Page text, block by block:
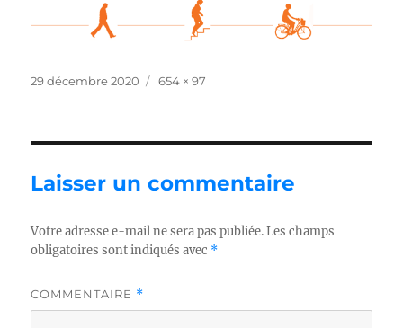
Publié
29 décembre 2020
Taille
654 × 97
Laisser un commentaire
Votre adresse e-mail ne sera pas publiée. Les champs
obligatoires sont indiqués avec *
COMMENTAIRE *